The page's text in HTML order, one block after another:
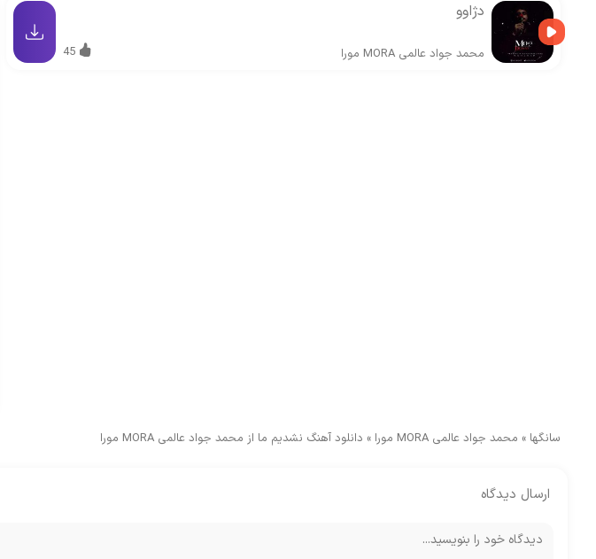
دژاوو
محمد جواد عالمی MORA مورا 45
سانگها » محمد جواد عالمی MORA مورا » دانلود آهنگ نشدیم ما از محمد جواد عالمی MORA مورا
ارسال دیدگاه